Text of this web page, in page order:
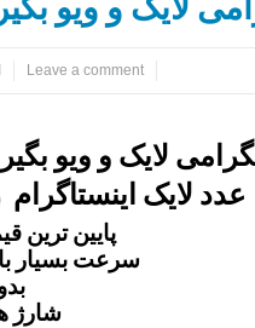
Leave a comment
😎 100 عدد لایک
✅ پایین
⚡️سرعت بسیار